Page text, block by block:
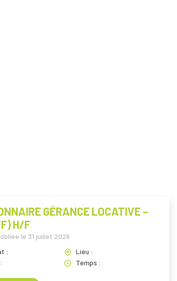
GÉRANCE LOCATIVE –
H/F
le 31 juillet 2026
:
Lieu :
Temps :